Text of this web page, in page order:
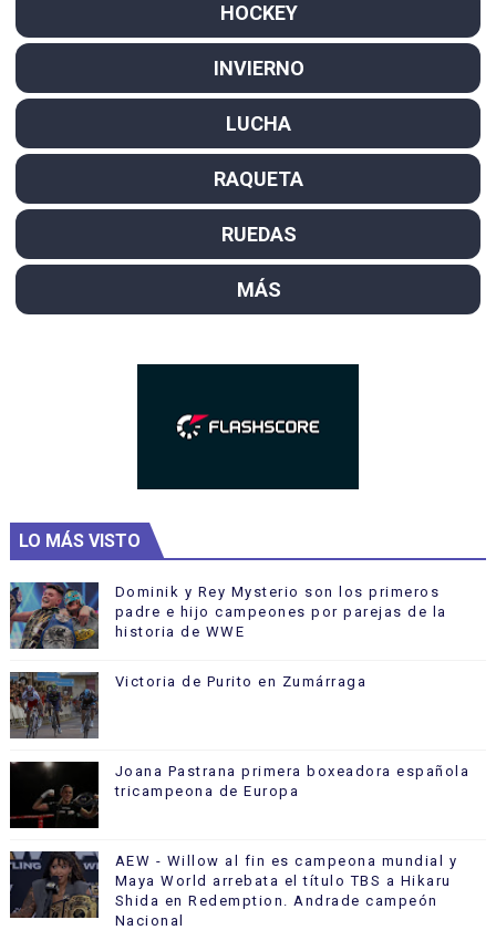
HOCKEY
INVIERNO
LUCHA
RAQUETA
RUEDAS
MÁS
LO MÁS VISTO
Dominik y Rey Mysterio son los primeros
padre e hijo campeones por parejas de la
historia de WWE
Victoria de Purito en Zumárraga
Joana Pastrana primera boxeadora española
tricampeona de Europa
AEW - Willow al fin es campeona mundial y
Maya World arrebata el título TBS a Hikaru
Shida en Redemption. Andrade campeón
Nacional